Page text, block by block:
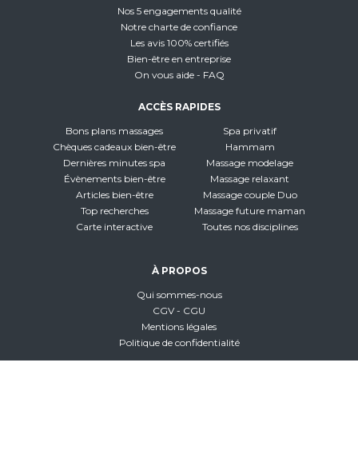
Nos 5 engagements qualité
Notre charte de confiance
Les avis 100% certifiés
Bien-être en entreprise
On vous aide - FAQ
ACCÈS RAPIDES
Bons plans massages
Chèques cadeaux bien-être
Dernières minutes spa
Évènements bien-être
Articles bien-être
Top recherches
Carte interactive
Spa privatif
Hammam
Massage modelage
Massage relaxant
Massage couple Duo
Massage future maman
Toutes nos disciplines
À PROPOS
Qui sommes-nous
CGV - CGU
Mentions légales
Politique de confidentialité